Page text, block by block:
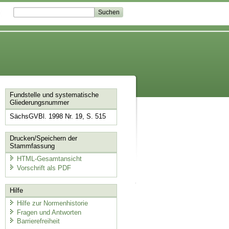
Fundstelle und systematische
Gliederungsnummer
SächsGVBl. 1998 Nr. 19, S. 515
Drucken/Speichern der
Stammfassung
HTML-Gesamtansicht
Vorschrift als PDF
Hilfe
Hilfe zur Normenhistorie
Fragen und Antworten
Barrierefreiheit